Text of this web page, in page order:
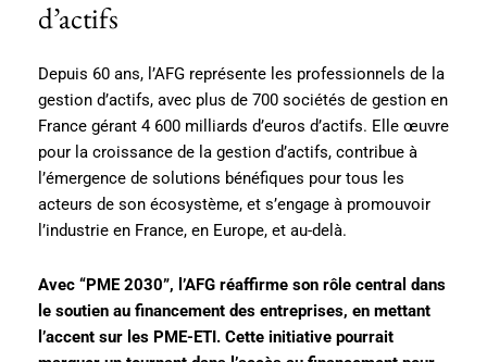
d’actifs
Depuis 60 ans, l’AFG représente les professionnels de la
gestion d’actifs, avec plus de 700 sociétés de gestion en
France gérant 4 600 milliards d’euros d’actifs. Elle œuvre
pour la croissance de la gestion d’actifs, contribue à
l’émergence de solutions bénéfiques pour tous les
acteurs de son écosystème, et s’engage à promouvoir
l’industrie en France, en Europe, et au-delà.
Avec “PME 2030”, l’AFG réaffirme son rôle central dans
le soutien au financement des entreprises, en mettant
l’accent sur les PME-ETI. Cette initiative pourrait